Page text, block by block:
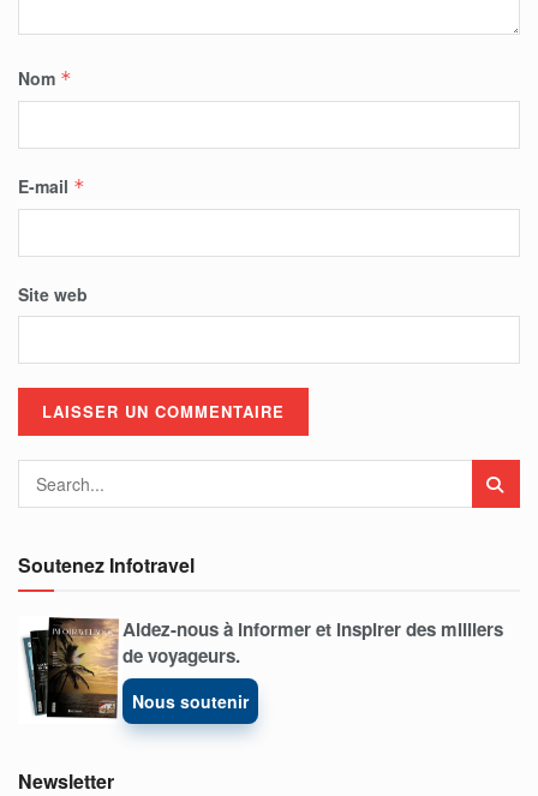
Nom *
E-mail *
Site web
Soutenez Infotravel
Aidez-nous à informer et inspirer des milliers
de voyageurs.
Nous soutenir
Newsletter